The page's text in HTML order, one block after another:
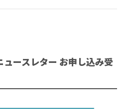
ュースレター お申し込み受